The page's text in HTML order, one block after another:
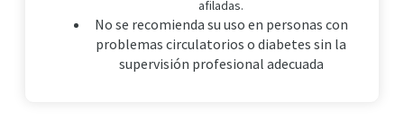
afiladas.
No se recomienda su uso en personas con
problemas circulatorios o diabetes sin la
supervisión profesional adecuada